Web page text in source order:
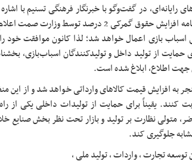
رایانه‌ای، در گفت‌وگو با خبرنگار فرهنگی تسنیم با
ابلاغ این بخشنامه گفت: با توجه به اینکه بخشنامه افزایش حقوق گمرکی 2 درصد توسط وزارت
بازی اعمال خواهد شد؛ لذا کانون موافقت خود را
کرده و برای حمایت از تولید داخل و تولیدکنندگان اسباب‌بازی،
جهت اطلاع، ابلاغ شده است.
به افزایش قیمت کالاهای وارداتی خواهد شد و از این
کنند. یقیناً برای حمایت از تولیدات داخلی یکی از
متولی نظارت بر تولید و بازار تحت نظر بخش صنایع
جلوگیری کند.